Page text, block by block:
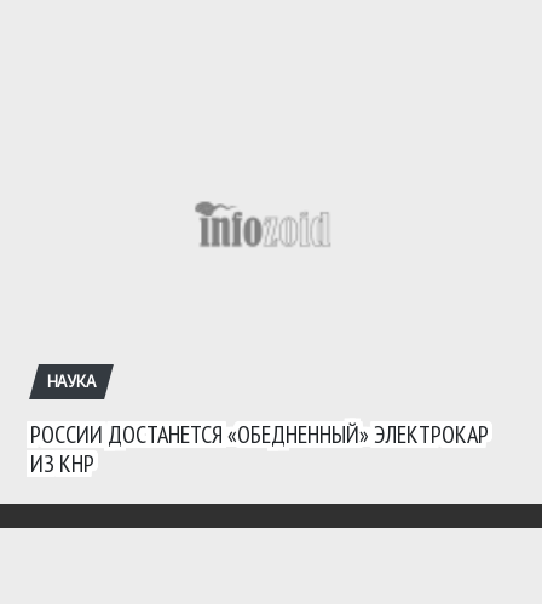
НАУКА
РОССИИ ДОСТАНЕТСЯ «ОБЕДНЕННЫЙ» ЭЛЕКТРОКАР
ИЗ КНР